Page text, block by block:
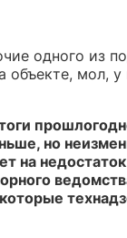
одного из
объекте, мол,
но
на